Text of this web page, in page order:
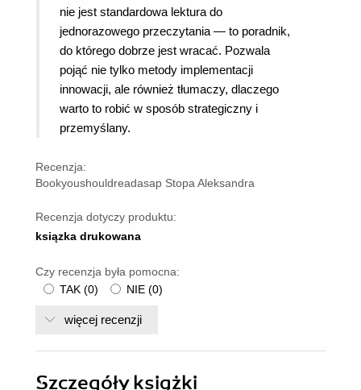
nie jest standardowa lektura do
jednorazowego przeczytania — to poradnik,
do którego dobrze jest wracać. Pozwala
pojąć nie tylko metody implementacji
innowacji, ale również tłumaczy, dlaczego
warto to robić w sposób strategiczny i
przemyślany.
Recenzja:
Bookyoushouldreadasap Stopa Aleksandra
Recenzja dotyczy produktu:
ksiązka drukowana
Czy recenzja była pomocna:
TAK (0) NIE (0)
więcej recenzji
Szczegółyksiążki